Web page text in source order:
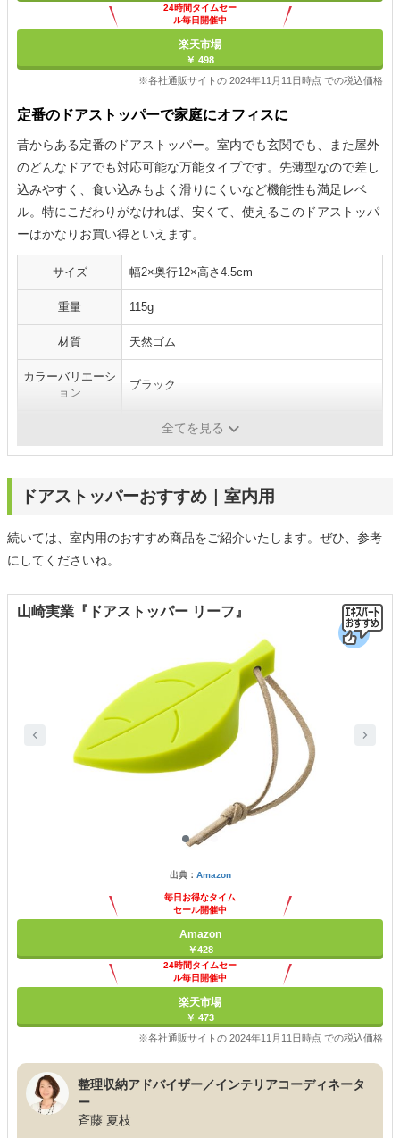
24時間タイムセー
ル毎日開催中
楽天市場
￥ 498
※各社通販サイトの 2024年11月11日時点 での税込価格
定番のドアストッパーで家庭にオフィスに
昔からある定番のドアストッパー。室内でも玄関でも、また屋外
のどんなドアでも対応可能な万能タイプです。先薄型なので差し
込みやすく、食い込みもよく滑りにくいなど機能性も満足レベ
ル。特にこだわりがなければ、安くて、使えるこのドアストッパ
ーはかなりお買い得といえます。
サイズ 幅2×奥行12×高さ4.5cm
重量 115g
材質 天然ゴム
カラーバリエーシ
ョン
ブラック
全てを見る
ドアストッパーおすすめ｜室内用
続いては、室内用のおすすめ商品をご紹介いたします。ぜひ、参考
にしてくださいね。
山崎実業『ドアストッパー リーフ』
出典： Amazon
毎日お得なタイム
セール開催中
Amazon
￥428
24時間タイムセー
ル毎日開催中
楽天市場
￥ 473
※各社通販サイトの 2024年11月11日時点 での税込価格
整理収納アドバイザー／インテリアコーディネータ
ー
斉藤 夏枝